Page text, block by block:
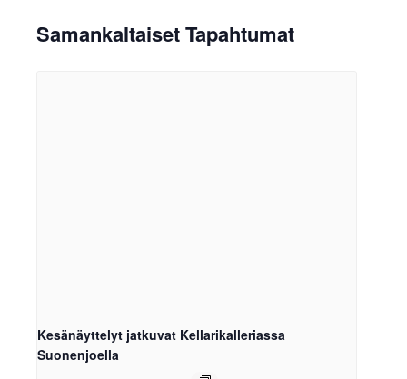
Samankaltaiset Tapahtumat
Kesänäyttelyt jatkuvat Kellarikalleriassa
Suonenjoella